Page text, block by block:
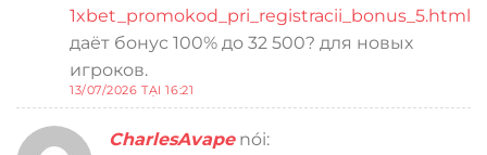
1xbet_promokod_pri_registracii_bonus_5.html
даёт бонус 100% до 32 500? для новых
игроков.
13/07/2026 TẠI 16:21
CharlesAvape nói: